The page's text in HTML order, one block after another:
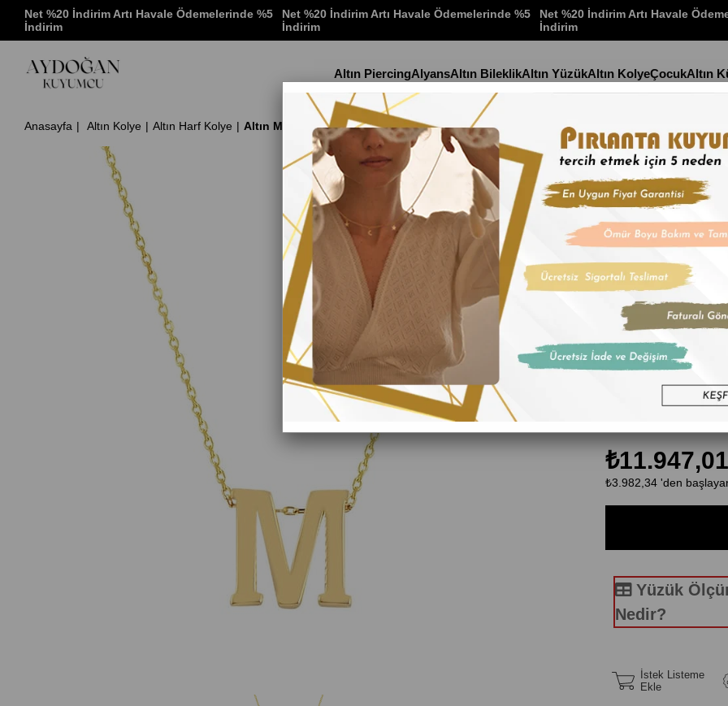
Net %20 İndirim Artı Havale Ödemelerinde %5
İndirim
Net %20 İndirim Artı Havale Ödemelerinde %5
İndirim
Net %20 İndirim Artı Havale
İndirim
Altın PiercingAlyansAltın BileklikAltın YüzükAltın KolyeÇocukAltın
Anasayfa Altın Kolye Altın Harf Kolye Altın M Harf Kolye
Stok Kodu
Altın M Harf
İndirim Oranı : %15
Maden:Altın
Renk:Yeşil
Ağırlık:1.76gr
Ürün uzunluğu 42 cm
Ayar:14K
Teslimat:1-3 iş
₺11.947,01
₺3.982,34 'den
Yüzük
Nedir?
İstek Listeme
Ekle